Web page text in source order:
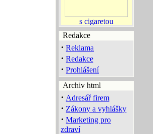
Redakce
· Reklama
· Redakce
· Prohlášení
Archiv html
· Adresář firem
· Zákony a vyhlášky
· Marketing pro
zdraví